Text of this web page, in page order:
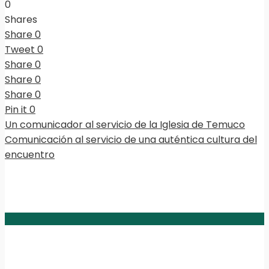
0
Shares
Share0
Tweet 0
Share0
Share0
Share0
Pin it 0
Un comunicador al servicio de la Iglesia de Temuco
Comunicación al servicio de una auténtica cultura del
encuentro